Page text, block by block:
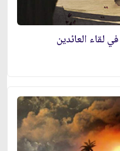
لقاء العائدين‏